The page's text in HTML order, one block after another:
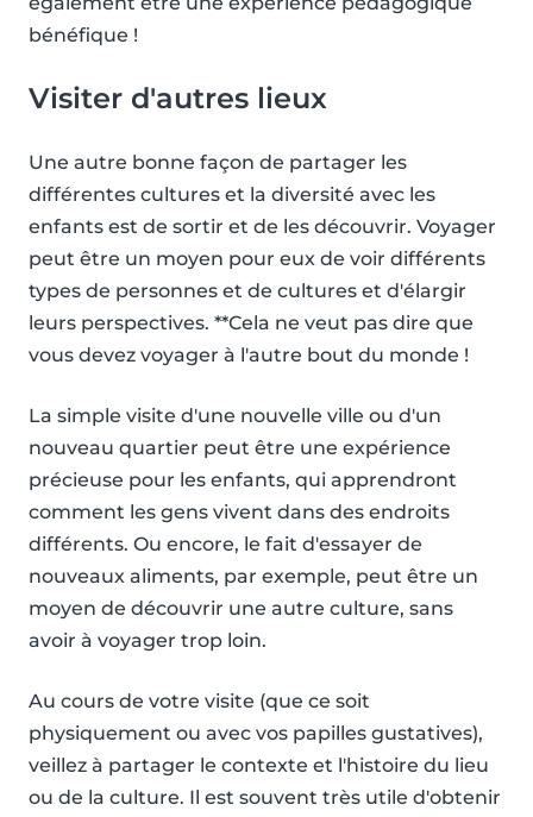
bénéfique !
Visiter d'autres lieux
Une autre bonne façon de partager les
différentes cultures et la diversité avec les
enfants est de sortir et de les découvrir. Voyager
peut être un moyen pour eux de voir différents
types de personnes et de cultures et d'élargir
leurs perspectives. **Cela ne veut pas dire que
vous devez voyager à l'autre bout du monde !
La simple visite d'une nouvelle ville ou d'un
nouveau quartier peut être une expérience
précieuse pour les enfants, qui apprendront
comment les gens vivent dans des endroits
différents. Ou encore, le fait d'essayer de
nouveaux aliments, par exemple, peut être un
moyen de découvrir une autre culture, sans
avoir à voyager trop loin.
Au cours de votre visite (que ce soit
physiquement ou avec vos papilles gustatives),
veillez à partager le contexte et l'histoire du lieu
ou de la culture. Il est souvent très utile d'obtenir